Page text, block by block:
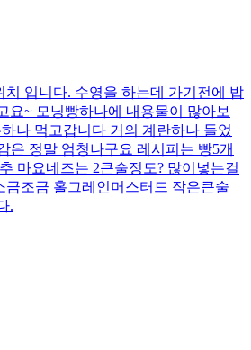
치 입니다. 수영을 하는데 가기전에 밥
요~ 모닝빵하나에 내용물이 많아보
나 먹고갑니다 거의 계란하나 들었
은 정말 엄청나구요 레시피는 빵5개
마요네즈는 2큰술정도? 많이넣는걸
금조금 홀그레인머스터드 작은큰술
.